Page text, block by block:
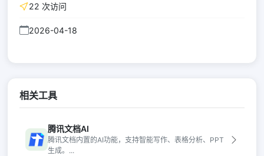
22 次访问
2026-04-18
相关工具
腾讯文档AI
腾讯文档内置的AI功能，支持智能写作、表格分析、PPT
生成。...